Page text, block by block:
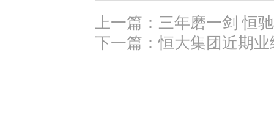
上一篇：三年磨一剑 恒
下一篇：恒大集团近期业